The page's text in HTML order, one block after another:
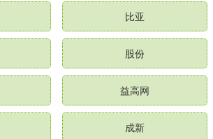
比亚
股份
益高网
成新